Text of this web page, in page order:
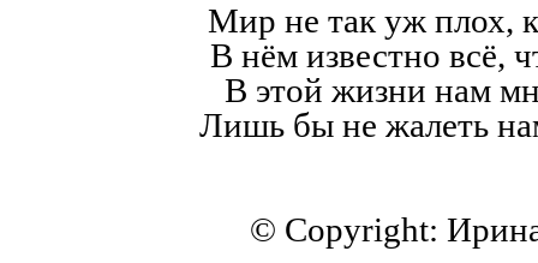
Мир не так уж плох,
В нём известно всё,
В этой жизни нам
Лишь бы не жалеть
© Copyright: